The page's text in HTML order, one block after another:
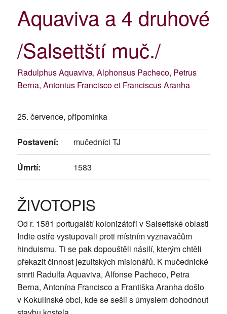
Aquaviva a 4 druhové
/Salsettští muč./
Radulphus Aquaviva, Alphonsus Pacheco, Petrus
Berna, Antonius Francisco et Franciscus Aranha
25. července, připomínka
Postavení: mučedníci TJ
Úmrtí: 1583
ŽIVOTOPIS
Od r. 1581 portugalští kolonizátoři v Salsettské oblasti
Indie ostře vystupovali proti místním vyznavačům
hinduismu. Ti se pak dopouštěli násilí, kterým chtěli
překazit činnost jezuitských misionářů. K mučednické
smrti Radulfa Aquaviva, Alfonse Pacheco, Petra
Berna, Antonína Francisco a Františka Aranha došlo
v Kokulínské obci, kde se sešli s úmyslem dohodnout